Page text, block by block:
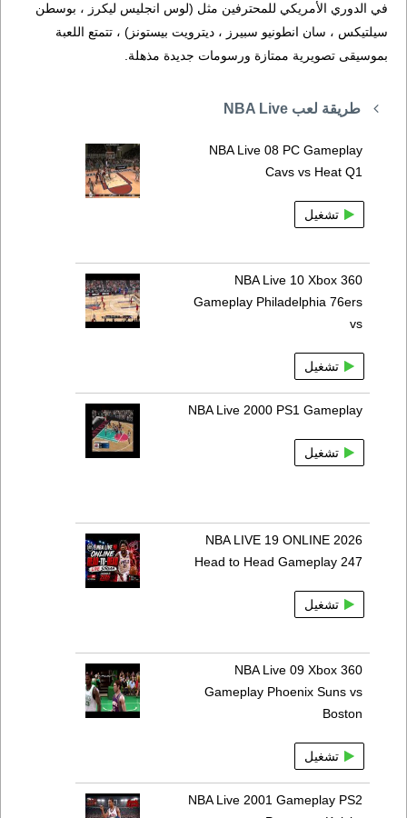
في الدوري الأمريكي للمحترفين مثل (لوس انجليس ليكرز ، بوسطن
سيلتيكس ، سان انطونيو سبيرز ، ديترويت بيستونز) ، تتمتع اللعبة
بموسيقى تصويرية ممتازة ورسومات جديدة مذهلة.
طريقة لعب NBA Live
NBA Live 08 PC Gameplay
Cavs vs Heat Q1
تشغيل
NBA Live 10 Xbox 360
Gameplay Philadelphia 76ers
vs
تشغيل
NBA Live 2000 PS1 Gameplay
تشغيل
NBA LIVE 19 ONLINE 2026
Head to Head Gameplay 247
تشغيل
NBA Live 09 Xbox 360
Gameplay Phoenix Suns vs
Boston
تشغيل
NBA Live 2001 Gameplay PS2